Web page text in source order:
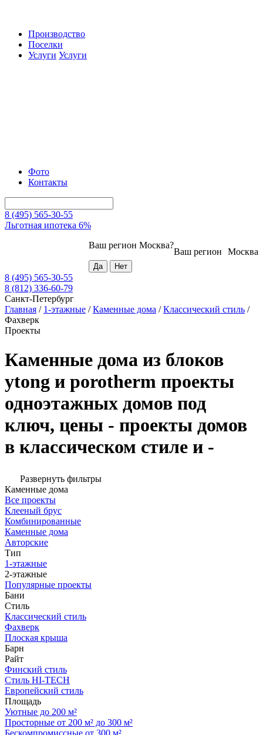
Производство
Поселки
Услуги Услуги
Фото
Контакты
8 (495) 565-30-55
Льготная ипотека 6%
Москва
Ваш регион
Ваш регион Москва?
8 (495) 565-30-55
8 (812) 336-60-79
Санкт-Петербург
Главная / 1-этажные /Каменные дома /Классический стиль /
Фахверк
Проекты
Каменные дома из блоков
ytong и porotherm проекты
одноэтажных домов под
ключ, цены - проекты домов
в классическом стиле и -
Развернуть фильтры
Каменные дома
Все проекты
Клееный брус
Комбинированные
Каменные дома
Авторские
Тип
1-этажные
2-этажные
Популярные проекты
Бани
Стиль
Классический стиль
Фахверк
Плоская крыша
Барн
Райт
Финский стиль
Стиль HI-TECH
Европейский стиль
Площадь
Уютные до 200 м²
Просторные от 200 м² до 300 м²